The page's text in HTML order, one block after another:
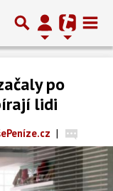
po
lidi
|